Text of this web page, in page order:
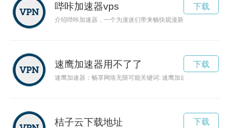
哔咔加速器vps
介绍哔咔加速器，一个为漫迷们带来畅快观漫新体验的工具。
下载
速鹰加速器用不了了
速鹰加速器：畅享网络无限可能关键词: 速鹰加速器、网络加速
下载
桔子云下载地址 下载